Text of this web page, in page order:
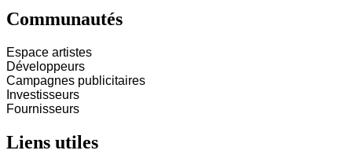
Communautés
Espace artistes
Développeurs
Campagnes publicitaires
Investisseurs
Fournisseurs
Liens utiles